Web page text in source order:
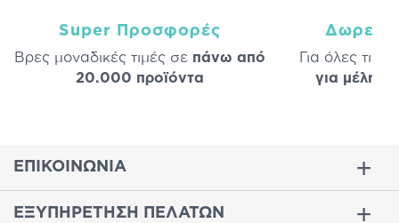
Super Προσφορές
Βρες μοναδικές τιμές σε πάνω από
20.000 προϊόντα
Δωρεάν
Για όλες τις
για μέλη
ΕΠΙΚΟΙΝΩΝΙΑ
ΕΞΥΠΗΡΕΤΗΣΗ ΠΕΛΑΤΩΝ